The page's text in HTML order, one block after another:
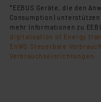
*EEBUS Geräte, die den
Consumption)
mehr Informationen zu
digitalisation of Energy
EnWG Steuerbare
Verbrauchseinrichtungen.